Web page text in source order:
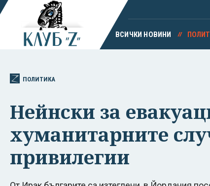
ВСИЧКИ НОВИНИ
ПОЛИТИКА
Нейнски за
хуманитарните
привилегии